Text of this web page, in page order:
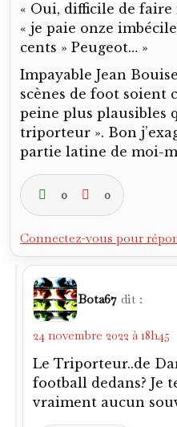
« Oui, difficile de faire
« je paie onze
cents » Peugeot… »
Impayable Jean
scènes de foot soient
peine plus plausibles
triporteur ». Bon
partie latine de moi-
0 0
Connectez-vous pour
Bota67 dit :
24 novembre 2022 à 18h45
Le Triporteur..de
football dedans? Je
vraiment aucun